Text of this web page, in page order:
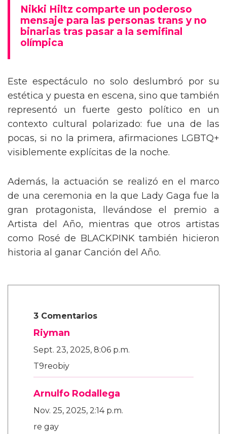
Nikki Hiltz comparte un poderoso
mensaje para las personas trans y no
binarias tras pasar a la semifinal
olímpica
Este espectáculo no solo deslumbró por su
estética y puesta en escena, sino que también
representó un fuerte gesto político en un
contexto cultural polarizado: fue una de las
pocas, si no la primera, afirmaciones LGBTQ+
visiblemente explícitas de la noche.
Además, la actuación se realizó en el marco
de una ceremonia en la que Lady Gaga fue la
gran protagonista, llevándose el premio a
Artista del Año, mientras que otros artistas
como Rosé de BLACKPINK también hicieron
historia al ganar Canción del Año.
3 Comentarios
Riyman
Sept. 23, 2025, 8:06 p.m.
T9reobiy
Arnulfo Rodallega
Nov. 25, 2025, 2:14 p.m.
re gay